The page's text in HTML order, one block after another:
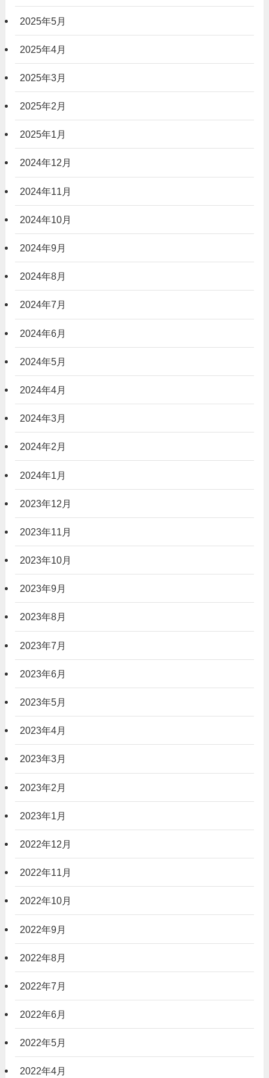
2025年5月
2025年4月
2025年3月
2025年2月
2025年1月
2024年12月
2024年11月
2024年10月
2024年9月
2024年8月
2024年7月
2024年6月
2024年5月
2024年4月
2024年3月
2024年2月
2024年1月
2023年12月
2023年11月
2023年10月
2023年9月
2023年8月
2023年7月
2023年6月
2023年5月
2023年4月
2023年3月
2023年2月
2023年1月
2022年12月
2022年11月
2022年10月
2022年9月
2022年8月
2022年7月
2022年6月
2022年5月
2022年4月